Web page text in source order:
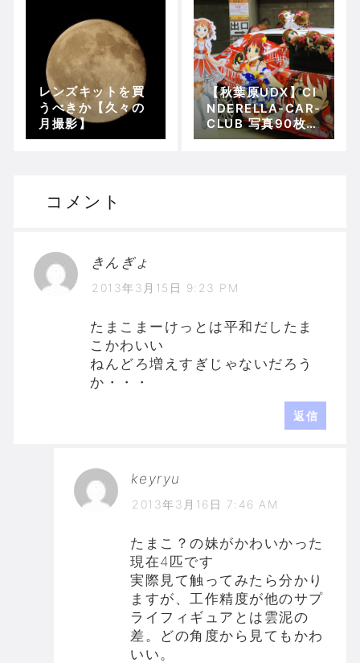
レンズキットを買
うべきか【久々の
月撮影】
【秋葉原UDX】CI
NDERELLA-CAR-
CLUB 写真90枚
【アイマス痛車の
コメント
きんぎょ
2013年3月15日 9:23 PM
たまこまーけっとは平和だしたま
こかわいい
ねんどろ増えすぎじゃないだろう
か・・・
返信
keyryu
2013年3月16日 7:46 AM
たまこ？の妹がかわいかった
現在4匹です
実際見て触ってみたら分かり
ますが、工作精度が他のサプ
ライフィギュアとは雲泥の
差。どの角度から見てもかわ
いい。